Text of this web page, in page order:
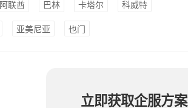
阿联酋 巴林 卡塔尔 科威特
亚美尼亚 也门
立即获取企服方案